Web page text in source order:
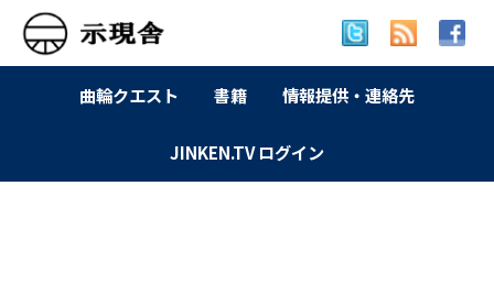
曲輪クエスト 書籍 情報提供・連絡先
JINKEN.TV ログイン